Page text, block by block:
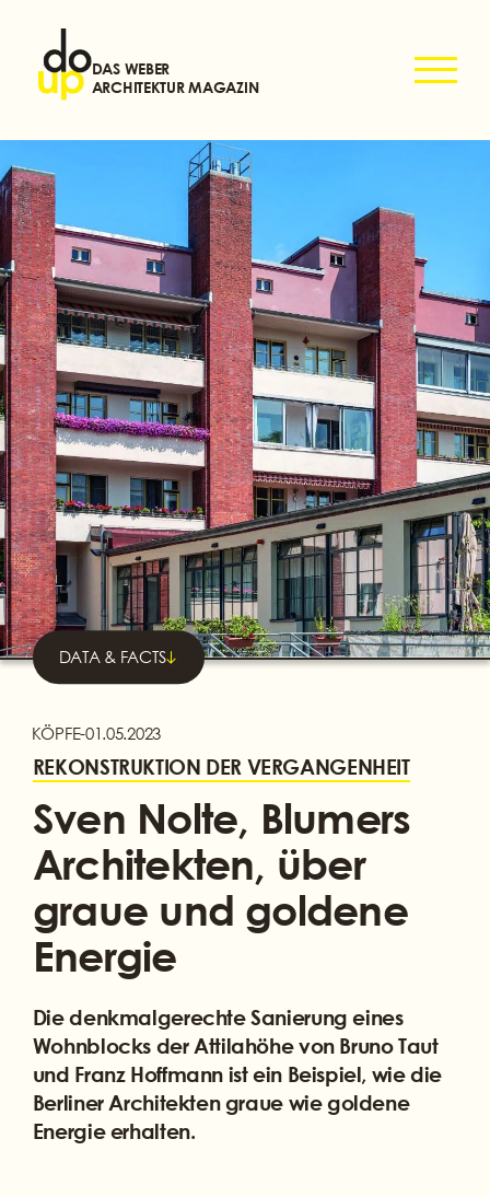
DAS WEBER
ARCHITEKTUR MAGAZIN
DATA & FACTS
KÖPFE-01.05.2023
REKONSTRUKTION DER VERGANGENHEIT
Sven Nolte, Blumers
Architekten, über
graue und goldene
Energie
Die denkmalgerechte Sanierung eines
Wohnblocks der Attilahöhe von Bruno Taut
und Franz Hoffmann ist ein Beispiel, wie die
Berliner Architekten graue wie goldene
Energie erhalten.